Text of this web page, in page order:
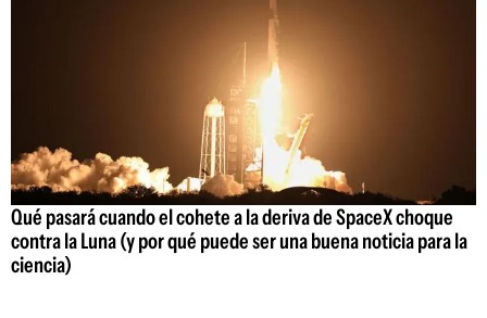
Qué pasará cuando el cohete a la deriva de SpaceX choque
contra la Luna (y por qué puede ser una buena noticia para la
ciencia)